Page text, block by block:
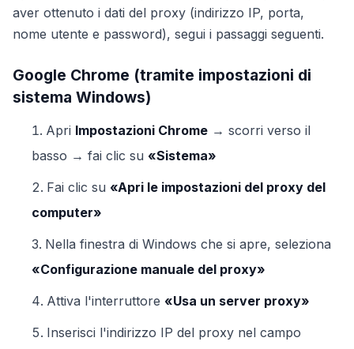
aver ottenuto i dati del proxy (indirizzo IP, porta,
nome utente e password), segui i passaggi seguenti.
Google Chrome (tramite impostazioni di
sistema Windows)
Apri Impostazioni Chrome → scorri verso il
basso → fai clic su «Sistema»
Fai clic su «Apri le impostazioni del proxy del
computer»
Nella finestra di Windows che si apre, seleziona
«Configurazione manuale del proxy»
Attiva l'interruttore «Usa un server proxy»
Inserisci l'indirizzo IP del proxy nel campo